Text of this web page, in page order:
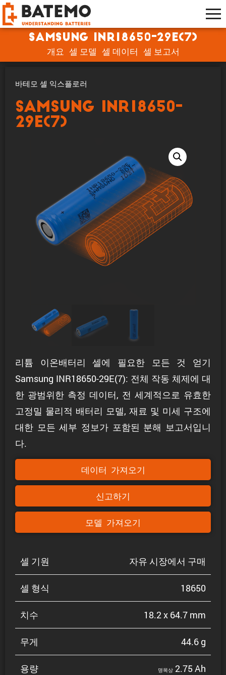
Samsung INR18650-29E(7)
개요 셀 모델 셀 데이터 셀 보고서
바테모 셀 익스플로러
Samsung INR18650-
29E(7)
리튬 이온배터리 셀에 필요한 모든 것 얻기
Samsung INR18650-29E(7): 전체 작동 체제에 대
한 광범위한 측정 데이터, 전 세계적으로 유효한
고정밀 물리적 배터리 모델, 재료 및 미세 구조에
대한 모든 세부 정보가 포함된 분해 보고서입니
다.
데이터 가져오기
신고하기
모델 가져오기
셀 기원 자유 시장에서 구매
셀 형식 18650
치수 18.2 x 64.7 mm
무게 44.6 g
용량 명목상 2.75 Ah